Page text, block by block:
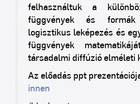
felhasználtuk a
függvények és
logisztikus leképezés és
függvények
társadalmi diffúzió elméleti
Az előadás ppt
innen